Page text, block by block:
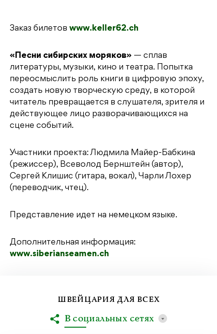
Заказ билетов www.keller62.ch
«Песни сибирских моряков» — сплав
литературы, музыки, кино и театра. Попытка
переосмыслить роль книги в цифровую эпоху,
создать новую творческую среду, в которой
читатель превращается в слушателя, зрителя и
действующее лицо разворачивающихся на
сцене событий.
Участники проекта: Людмила Майер-Бабкина
(режиссер), Всеволод Бернштейн (автор),
Сергей Клишис (гитара, вокал), Чарли Лохер
(переводчик, чтец).
Представление идет на немецком языке.
Дополнительная информация:
www.siberianseamen.ch
ШВЕЙЦАРИЯ ДЛЯ ВСЕХ
В социальных сетях